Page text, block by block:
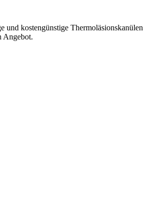
und kostengünstige Thermoläsionskanülen
Angebot.